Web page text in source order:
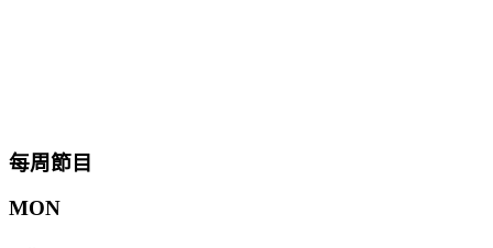
每周節目
MON